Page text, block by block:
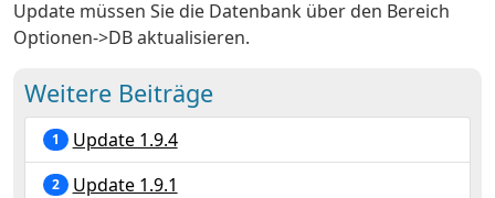
Update müssen Sie die Datenbank über den Bereich
Optionen->DB aktualisieren.
Weitere Beiträge
1 Update 1.9.4
2 Update 1.9.1